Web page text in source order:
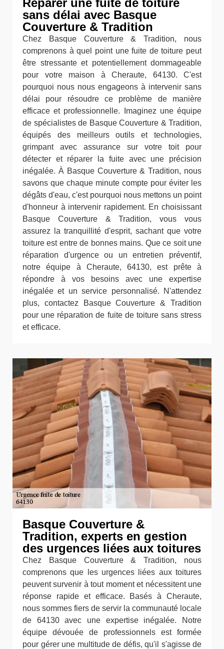
Réparer une fuite de toiture
sans délai avec Basque
Couverture & Tradition
Chez Basque Couverture & Tradition, nous
comprenons à quel point une fuite de toiture peut
être stressante et potentiellement dommageable
pour votre maison à Cheraute, 64130. C'est
pourquoi nous nous engageons à intervenir sans
délai pour résoudre ce problème de manière
efficace et professionnelle. Imaginez une équipe
de spécialistes de Basque Couverture & Tradition,
équipés des meilleurs outils et technologies,
grimpant avec assurance sur votre toit pour
détecter et réparer la fuite avec une précision
inégalée. À Basque Couverture & Tradition, nous
savons que chaque minute compte pour éviter les
dégâts d'eau, c'est pourquoi nous mettons un point
d'honneur à intervenir rapidement. En choisissant
Basque Couverture & Tradition, vous vous
assurez la tranquillité d'esprit, sachant que votre
toiture est entre de bonnes mains. Que ce soit une
réparation d'urgence ou un entretien préventif,
notre équipe à Cheraute, 64130, est prête à
répondre à vos besoins avec une expertise
inégalée et un service personnalisé. N'attendez
plus, contactez Basque Couverture & Tradition
pour une réparation de fuite de toiture sans stress
et efficace.
Basque Couverture &
Tradition, experts en gestion
des urgences liées aux toitures
Chez Basque Couverture & Tradition, nous
comprenons que les urgences liées aux toitures
peuvent survenir à tout moment et nécessitent une
réponse rapide et efficace. Basés à Cheraute,
nous sommes fiers de servir la communauté locale
de 64130 avec une expertise inégalée. Notre
équipe dévouée de professionnels est formée
pour gérer une multitude de défis, qu'il s'agisse de